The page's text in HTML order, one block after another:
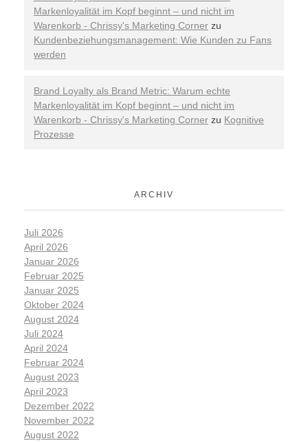
Markenloyalität im Kopf beginnt – und nicht im
Warenkorb - Chrissy's Marketing Corner zu
Kundenbeziehungsmanagement: Wie Kunden zu Fans
werden
Brand Loyalty als Brand Metric: Warum echte
Markenloyalität im Kopf beginnt – und nicht im
Warenkorb - Chrissy's Marketing Corner zu Kognitive
Prozesse
ARCHIV
Juli 2026
April 2026
Januar 2026
Februar 2025
Januar 2025
Oktober 2024
August 2024
Juli 2024
April 2024
Februar 2024
August 2023
April 2023
Dezember 2022
November 2022
August 2022